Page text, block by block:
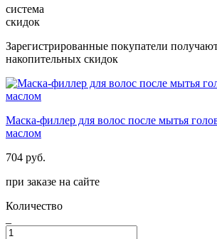
система
скидок
Зарегистрированные покупатели
накопительных скидок
Маска-филлер для волос после мытья
маслом
704 руб.
при заказе на сайте
Количество